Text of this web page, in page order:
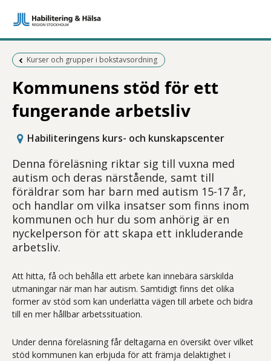
Föregående sida:
Kurser och grupper i bokstavsordning
Kommunens stöd för ett
fungerande arbetsliv
Habiliteringens kurs- och kunskapscenter
Denna föreläsning riktar sig till vuxna med
autism och deras närstående, samt till
föräldrar som har barn med autism 15-17 år,
och handlar om vilka insatser som finns inom
kommunen och hur du som anhörig är en
nyckelperson för att skapa ett inkluderande
arbetsliv.
Att hitta, få och behålla ett arbete kan innebära särskilda
utmaningar när man har autism. Samtidigt finns det olika
former av stöd som kan underlätta vägen till arbete och bidra
till en mer hållbar arbetssituation.
Under denna föreläsning får deltagarna en översikt över vilket
stöd kommunen kan erbjuda för att främja delaktighet i